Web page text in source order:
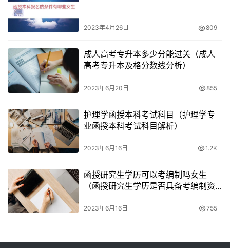
2023年4月26日 809
成人高考专升本多少分能过关（成人
高考专升本及格分数线分析）
2023年6月20日 855
护理学函授本科考试科目（护理学专
业函授本科考试科目解析）
2023年6月16日 1.2K
函授研究生学历可以考编制吗女生
（函授研究生学历是否具备考编制资
2023年6月16日 755